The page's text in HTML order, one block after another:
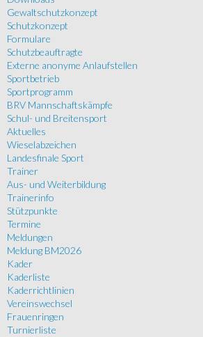
Gewaltschutzkonzept
Schutzkonzept
Formulare
Schutzbeauftragte
Externe anonyme Anlaufstellen
Sportbetrieb
Sportprogramm
BRV Mannschaftskämpfe
Schul- und Breitensport
Aktuelles
Wieselabzeichen
Landesfinale Sport
Trainer
Aus- und Weiterbildung
Trainerinfo
Stützpunkte
Termine
Meldungen
Meldung BM2026
Kader
Kaderliste
Kaderrichtlinien
Vereinswechsel
Frauenringen
Turnierliste